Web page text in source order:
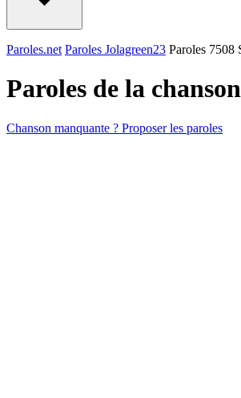
Paroles.net Paroles Jolagreen23 Paroles
Paroles de la
Chanson manquante ? Proposer les paroles